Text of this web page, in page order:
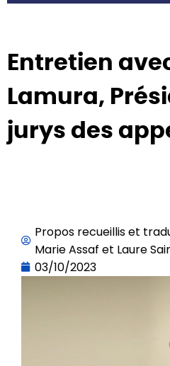
Entretien
Lamura,
jurys des
Propos recueillis et
Marie Assaf et Laure
03/10/2023